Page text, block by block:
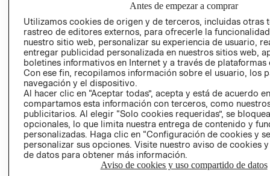
PROGRAMA DE
TRANSPARENCIA
Y ÉTICA (INGLÉS)
DE INDUSTRIA Y
COMERCIO - SIC
PETICIONES
QUEJAS Y
RECLAMOS
Colombia ($)
Antes de empezar a comprar
Utilizamos cookies de origen y de terceros, incluidas otras
rastreo de editores externos, para ofrecerle la
nuestro sitio web, personalizar su experiencia de usuario,
entregar publicidad personalizada en nuestros sitios web,
boletines informativos en Internet y a través de plataformas
Con ese fin, recopilamos información sobre el usuario, los
navegación y el dispositivo.
Al hacer clic en “Aceptar todas”, acepta y está de acuerdo
compartamos esta información con terceros, como
publicitarios. Al elegir “Solo cookies requeridas”, se
opcionales, lo que limita nuestra entrega de contenido y
personalizadas. Haga clic en “Configuración de cookies y
personalizar sus opciones. Visite nuestro aviso de cookies
de datos para obtener más información.
Aviso de cookies y uso compartido de datos